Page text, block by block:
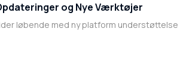
og Nye Værktøjer
løbende med ny platform understøttelse